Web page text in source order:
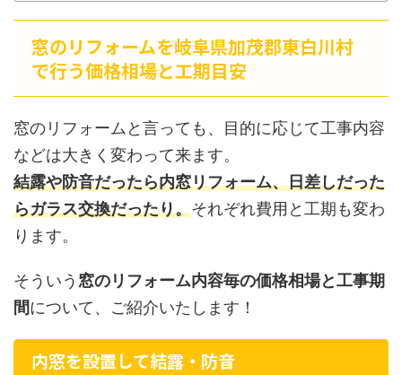
窓のリフォームを岐阜県加茂郡東白川村
で行う価格相場と工期目安
窓のリフォームと言っても、目的に応じて工事内容
などは大きく変わって来ます。
結露や防音だったら内窓リフォーム、日差しだった
らガラス交換だったり。それぞれ費用と工期も変わ
ります。
そういう 窓のリフォーム内容毎の価格相場と工事期
間について、ご紹介いたします！
内窓を設置して結露・防音